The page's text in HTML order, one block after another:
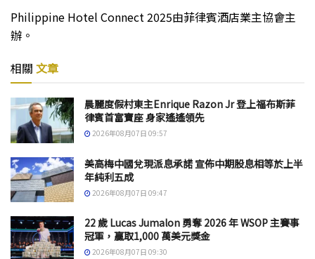
Philippine Hotel Connect 2025由菲律賓酒店業主協會主
辦。
相關 文章
晨麗度假村東主Enrique Razon Jr 登上福布斯菲
律賓首富寶座 身家遙遙領先
2026年08月07日 09:57
美高梅中國兌現派息承諾 宣佈中期股息相等於上半
年純利五成
2026年08月07日 09:47
22 歲 Lucas Jumalon 勇奪 2026 年 WSOP 主賽事
冠軍，贏取1,000 萬美元獎金
2026年08月07日 09:30